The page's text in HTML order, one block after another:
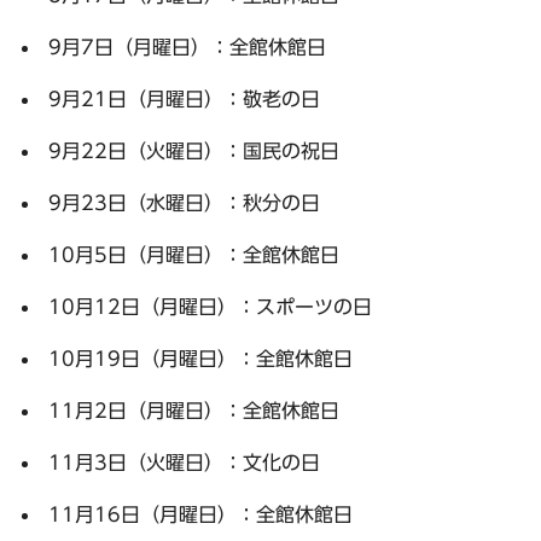
9月7日（月曜日）：全館休館日
9月21日（月曜日）：敬老の日
9月22日（火曜日）：国民の祝日
9月23日（水曜日）：秋分の日
10月5日（月曜日）：全館休館日
10月12日（月曜日）：スポーツの日
10月19日（月曜日）：全館休館日
11月2日（月曜日）：全館休館日
11月3日（火曜日）：文化の日
11月16日（月曜日）：全館休館日